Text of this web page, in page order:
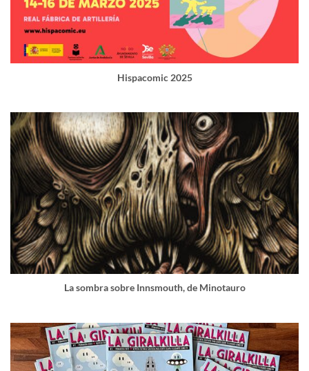
Hispacomic 2025
La sombra sobre Innsmouth, de Minotauro